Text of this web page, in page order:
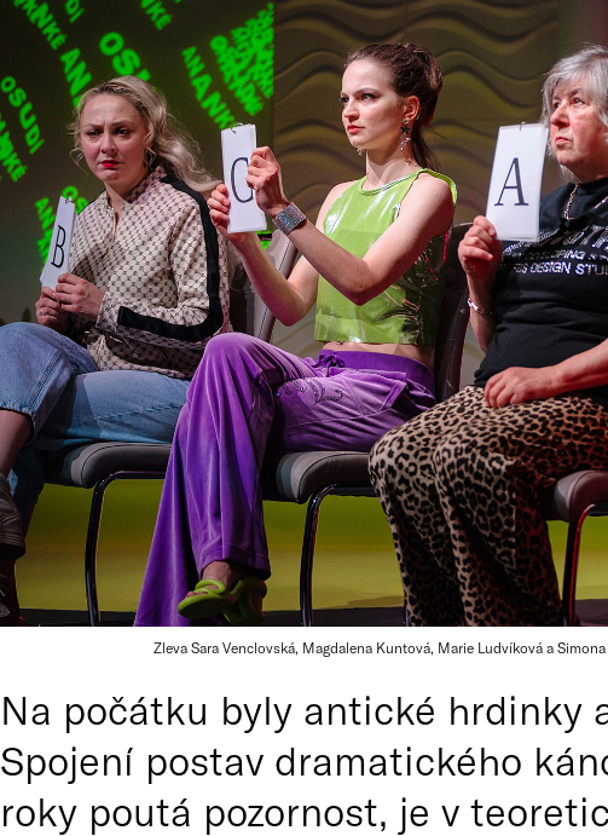
Zleva Sara Venclovská, Magdalena Kuntová, Marie Ludvíková a
Na počátku byly antické hrdinky
Spojení postav dramatického
roky poutá pozornost, je v